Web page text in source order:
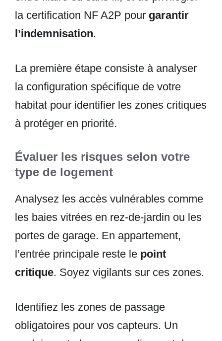
la certification NF A2P pour garantir
l’indemnisation.
La première étape consiste à analyser
la configuration spécifique de votre
habitat pour identifier les zones critiques
à protéger en priorité.
Évaluer les risques selon votre
type de logement
Analysez les accès vulnérables comme
les baies vitrées en rez-de-jardin ou les
portes de garage. En appartement,
l’entrée principale reste le point
critique. Soyez vigilants sur ces zones.
Identifiez les zones de passage
obligatoires pour vos capteurs. Un